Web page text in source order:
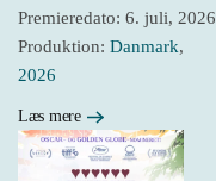
Premieredato: 6. juli, 2026
Produktion: Danmark,
2026
Læs mere